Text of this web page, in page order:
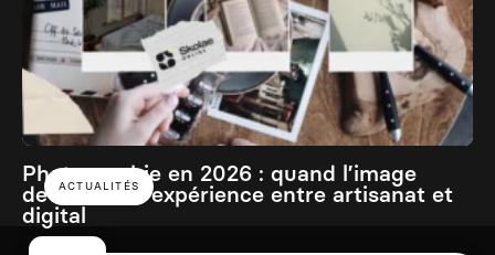
ACTUALITÉS
Photographie en 2026 : quand l’image
devient une expérience entre artisanat et
digital